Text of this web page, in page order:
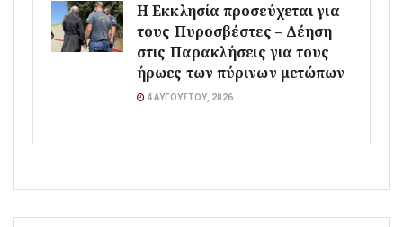
Η Εκκλησία προσεύχεται για
τους Πυροσβέστες – Δέηση
στις Παρακλήσεις για τους
ήρωες των πύρινων μετώπων
4 ΑΥΓΟΎΣΤΟΥ, 2026